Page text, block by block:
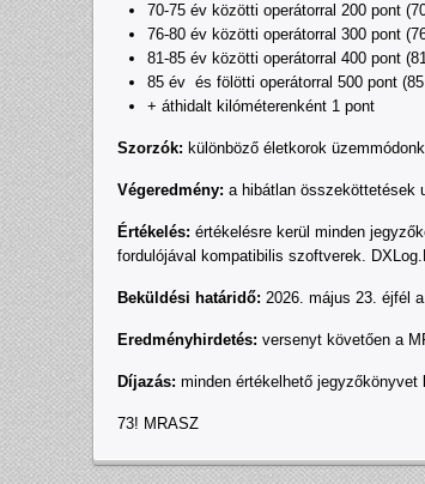
70-75 év közötti operátorral 200 pont
76-80 év közötti operátorral 300 pont
81-85 év közötti operátorral 400 pont
85 év és fölötti operátorral 500 pont
+ áthidalt kilóméterenként 1 pont
Szorzók: különböző életkorok
Végeredmény: a hibátlan összeköttetések
Értékelés: értékelésre kerül minden
fordulójával kompatibilis szoftverek.
Beküldési határidő: 2026. május 23. éjfél a
Eredményhirdetés: versenyt követően a
Díjazás: minden értékelhető
73! MRASZ